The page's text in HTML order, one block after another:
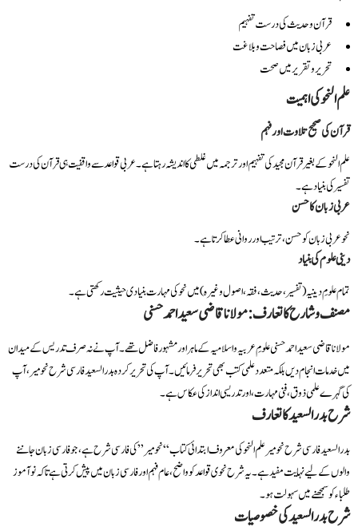
قرآن و حدیث کی درست تفہیم
عربی زبان میں فصاحت و بلاغت
تحریر و تقریر میں صحت
علم النحو کی اہمیت
قرآن کی صحیح تلاوت اور فہم
علم النحو کے بغیر قرآن مجید کی تفہیم اور ترجمہ میں غلطی کا اندیشہ رہتا ہے۔ عربی قواعد سے واقفیت ہی قرآن کی درست
تفسیر کی بنیاد ہے۔
عربی زبان کا حسن
نحو عربی زبان کو حسن، ترتیب اور روانی عطا کرتا ہے۔
دینی علوم کی بنیاد
تمام علومِ دینیہ (تفسیر، حدیث، فقہ، اصول وغیرہ) میں نحو کی مہارت بنیادی حیثیت رکھتی ہے۔
مصنف و شارح کا تعارف: مولانا قاضی سعید احمد حسنی
مولانا قاضی سعید احمد حسنی علومِ عربیہ و اسلامیہ کے ماہر اور مشہور فاضل تھے۔ آپ نے نہ صرف تدریس کے میدان
میں خدمات انجام دیں بلکہ متعدد علمی کتب بھی تحریر فرمائیں۔ آپ کی تحریر کردہ بدر السعید فارسی شرح نحومیر، آپ
کی گہرے علمی ذوق، فنی مہارت، اور تدریسی انداز کی عکاس ہے۔
شرح بدر السعید کا تعارف
بدر السعید فارسی شرح نحومیر علم النحو کی معروف ابتدائی کتاب “نحومیر” کی فارسی شرح ہے، جو فارسی زبان جاننے
والوں کے لیے نہایت مفید ہے۔ یہ شرح نحوی قواعد کو واضح، عام فہم اور فارسی زبان میں پیش کرتی ہے تاکہ نوآموز
طلباء کو سمجھنے میں سہولت ہو۔
شرح بدر السعید کی خصوصیات